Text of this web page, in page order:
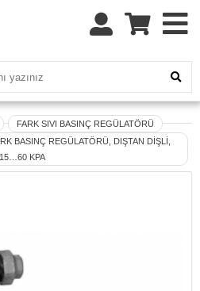
FARK SIVI BASINÇ REGÜLATÖRÜ
BASINÇ REGÜLATÖRÜ, DIŞTAN DİŞLİ,
KPA